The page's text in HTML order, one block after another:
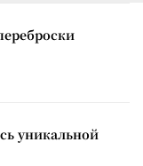
уникальной